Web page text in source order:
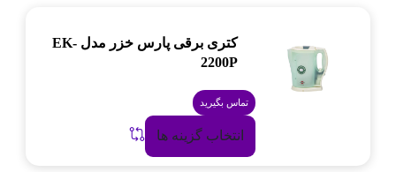
کتری برقی پارس خزر مدل EK-
2200P
تماس بگیرید
انتخاب گزینه ها